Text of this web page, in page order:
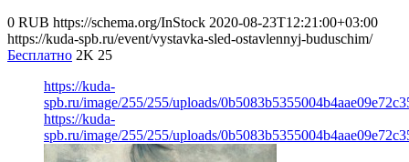
0 RUB https://schema.org/InStock 2020-08-23T12:21:00+03:00
https://kuda-spb.ru/event/vystavka-sled-ostavlennyj-buduschim/
Бесплатно 2K 25
https://kuda-
spb.ru/image/255/255/uploads/
https://kuda-
spb.ru/image/255/255/uploads/